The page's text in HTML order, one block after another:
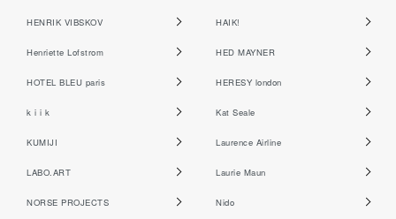
HENRIK VIBSKOV HAIK!
Henriette Lofstrom HED MAYNER
HOTEL BLEU paris HERESY london
k i i k Kat Seale
KUMIJI Laurence Airline
LABO.ART Laurie Maun
NORSE PROJECTS Nido